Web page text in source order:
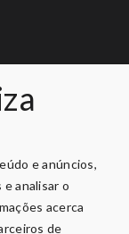
e anúncios,
analisar o
acerca
de